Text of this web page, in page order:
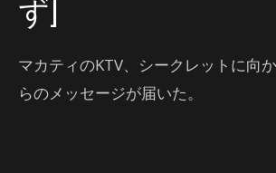
ず]
マカティのKTV、シークレットに向
らのメッセージが届いた。